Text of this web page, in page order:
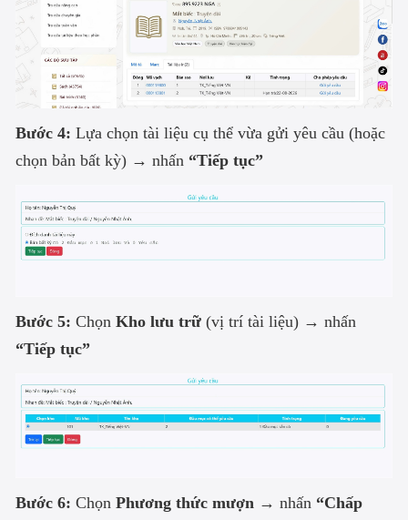
Bước 4: Lựa chọn tài liệu cụ thể vừa gửi yêu cầu (hoặc
chọn bản bất kỳ) → nhấn “Tiếp tục”
Bước 5: Chọn Kho lưu trữ(vị trí tài liệu) → nhấn
“Tiếp tục”
Bước 6: Chọn Phương thức mượn→ nhấn “Chấp